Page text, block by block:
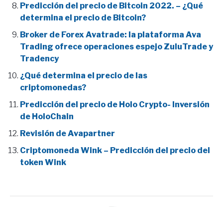
Predicción del precio de Bitcoin 2022. – ¿Qué
determina el precio de Bitcoin?
Broker de Forex Avatrade: la plataforma Ava
Trading ofrece operaciones espejo ZuluTrade y
Tradency
¿Qué determina el precio de las
criptomonedas?
Predicción del precio de Holo Crypto- Inversión
de HoloChain
Revisión de Avapartner
Criptomoneda Wink – Predicción del precio del
token Wink